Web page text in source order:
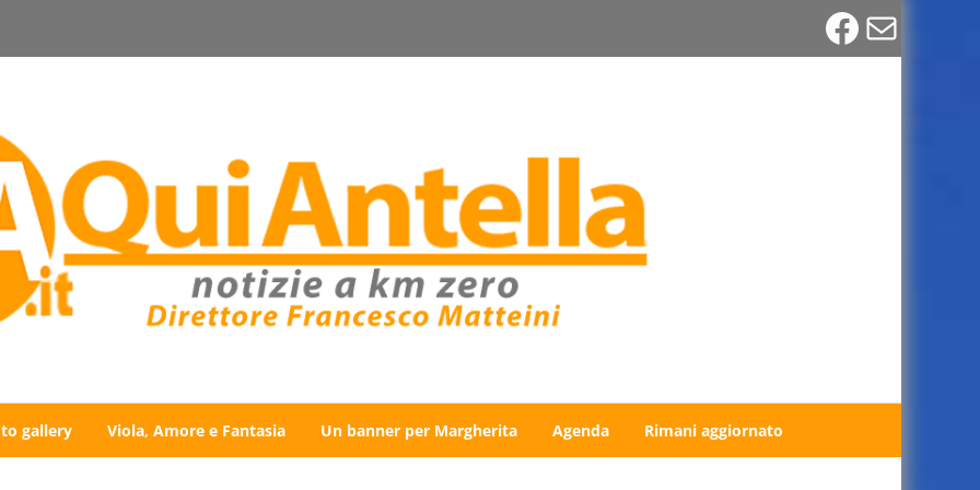
Email
gallery Viola, Amore e Fantasia Un banner per Margherita Agenda Rimani aggiornato